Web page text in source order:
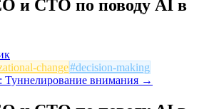
и CTO по поводу AI в
change#decision-making
Туннелирование внимания →